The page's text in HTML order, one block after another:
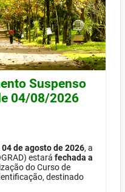
Suspenso
04/08/2026
de agosto de 2026, a
estará fechada a
do Curso de
destinado